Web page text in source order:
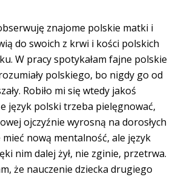
znajome polskie matki i
do swoich z krwi i kości polskich
W pracy spotykałam fajne polskie
polskiego, bo nigdy go od
Robiło mi się wtedy jakoś
język polski trzeba pielęgnować,
ojczyźnie wyrosną na dorosłych
mieć nową mentalność, ale język
nim dalej żył, nie zginie, przetrwa.
że nauczenie dziecka drugiego